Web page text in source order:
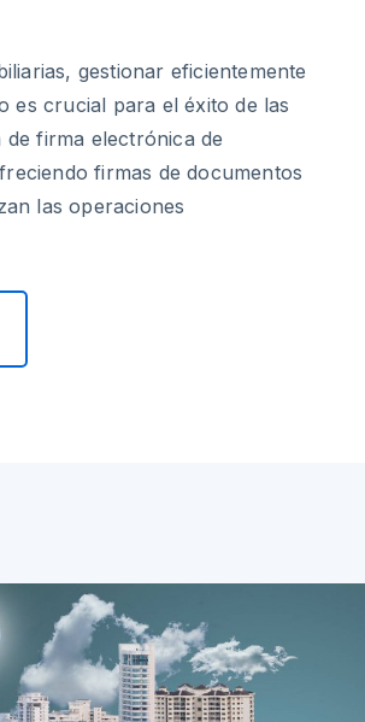
gestionar eficientemente
es crucial para el éxito de las
firma electrónica de
firmas de documentos
las operaciones